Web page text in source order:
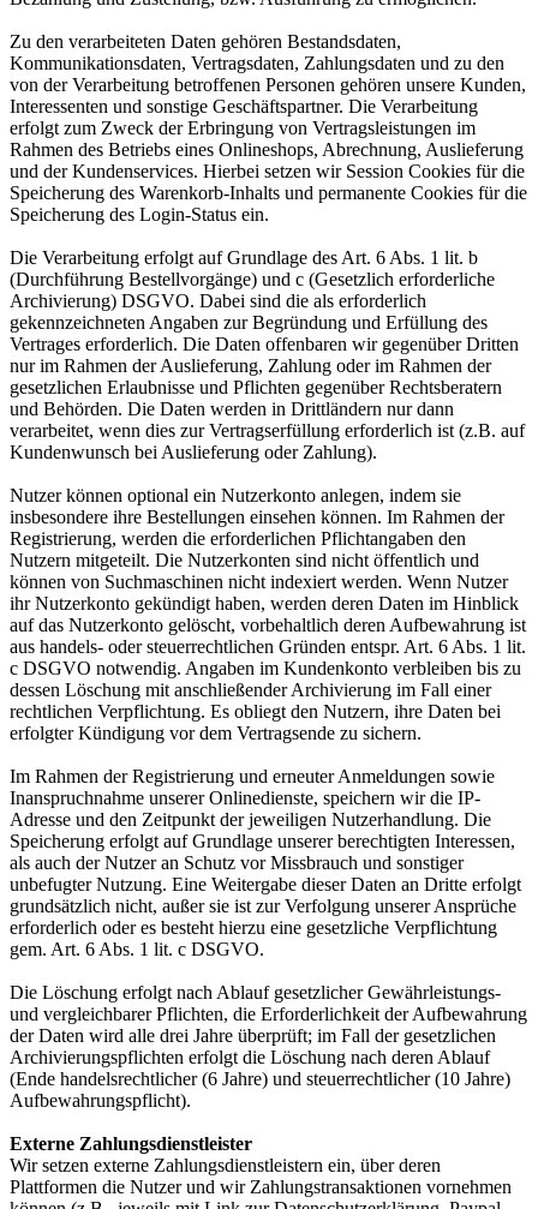
Zu den verarbeiteten Daten gehören Bestandsdaten,
Kommunikationsdaten, Vertragsdaten, Zahlungsdaten und zu den
von der Verarbeitung betroffenen Personen gehören unsere Kunden,
Interessenten und sonstige Geschäftspartner. Die Verarbeitung
erfolgt zum Zweck der Erbringung von Vertragsleistungen im
Rahmen des Betriebs eines Onlineshops, Abrechnung, Auslieferung
und der Kundenservices. Hierbei setzen wir Session Cookies für die
Speicherung des Warenkorb-Inhalts und permanente Cookies für die
Speicherung des Login-Status ein.
Die Verarbeitung erfolgt auf Grundlage des Art. 6 Abs. 1 lit. b
(Durchführung Bestellvorgänge) und c (Gesetzlich erforderliche
Archivierung) DSGVO. Dabei sind die als erforderlich
gekennzeichneten Angaben zur Begründung und Erfüllung des
Vertrages erforderlich. Die Daten offenbaren wir gegenüber Dritten
nur im Rahmen der Auslieferung, Zahlung oder im Rahmen der
gesetzlichen Erlaubnisse und Pflichten gegenüber Rechtsberatern
und Behörden. Die Daten werden in Drittländern nur dann
verarbeitet, wenn dies zur Vertragserfüllung erforderlich ist (z.B. auf
Kundenwunsch bei Auslieferung oder Zahlung).
Nutzer können optional ein Nutzerkonto anlegen, indem sie
insbesondere ihre Bestellungen einsehen können. Im Rahmen der
Registrierung, werden die erforderlichen Pflichtangaben den
Nutzern mitgeteilt. Die Nutzerkonten sind nicht öffentlich und
können von Suchmaschinen nicht indexiert werden. Wenn Nutzer
ihr Nutzerkonto gekündigt haben, werden deren Daten im Hinblick
auf das Nutzerkonto gelöscht, vorbehaltlich deren Aufbewahrung ist
aus handels- oder steuerrechtlichen Gründen entspr. Art. 6 Abs. 1 lit.
c DSGVO notwendig. Angaben im Kundenkonto verbleiben bis zu
dessen Löschung mit anschließender Archivierung im Fall einer
rechtlichen Verpflichtung. Es obliegt den Nutzern, ihre Daten bei
erfolgter Kündigung vor dem Vertragsende zu sichern.
Im Rahmen der Registrierung und erneuter Anmeldungen sowie
Inanspruchnahme unserer Onlinedienste, speichern wir die IP-
Adresse und den Zeitpunkt der jeweiligen Nutzerhandlung. Die
Speicherung erfolgt auf Grundlage unserer berechtigten Interessen,
als auch der Nutzer an Schutz vor Missbrauch und sonstiger
unbefugter Nutzung. Eine Weitergabe dieser Daten an Dritte erfolgt
grundsätzlich nicht, außer sie ist zur Verfolgung unserer Ansprüche
erforderlich oder es besteht hierzu eine gesetzliche Verpflichtung
gem. Art. 6 Abs. 1 lit. c DSGVO.
Die Löschung erfolgt nach Ablauf gesetzlicher Gewährleistungs-
und vergleichbarer Pflichten, die Erforderlichkeit der Aufbewahrung
der Daten wird alle drei Jahre überprüft; im Fall der gesetzlichen
Archivierungspflichten erfolgt die Löschung nach deren Ablauf
(Ende handelsrechtlicher (6 Jahre) und steuerrechtlicher (10 Jahre)
Aufbewahrungspflicht).
Externe Zahlungsdienstleister
Wir setzen externe Zahlungsdienstleistern ein, über deren
Plattformen die Nutzer und wir Zahlungstransaktionen vornehmen